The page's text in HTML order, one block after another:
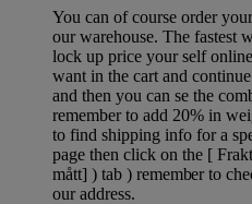
You can of course order
our warehouse. The fastest
lock up price your self
want in the cart and
and then you can se the
remember to add 20% in
to find shipping info for a
page then click on the [
mått] ) tab ) rememberto
our address.